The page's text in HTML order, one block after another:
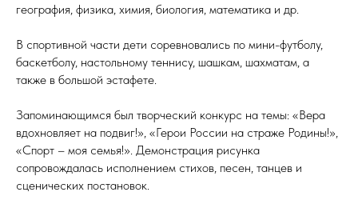
география, физика, химия, биология, математика и др.
В спортивной части дети соревновались по мини-футболу,
баскетболу, настольному теннису, шашкам, шахматам, а
также в большой эстафете.
Запоминающимся был творческий конкурс на темы: «Вера
вдохновляет на подвиг!», «Герои России на страже Родины!»,
«Спорт – моя семья!». Демонстрация рисунка
сопровождалась исполнением стихов, песен, танцев и
сценических постановок.